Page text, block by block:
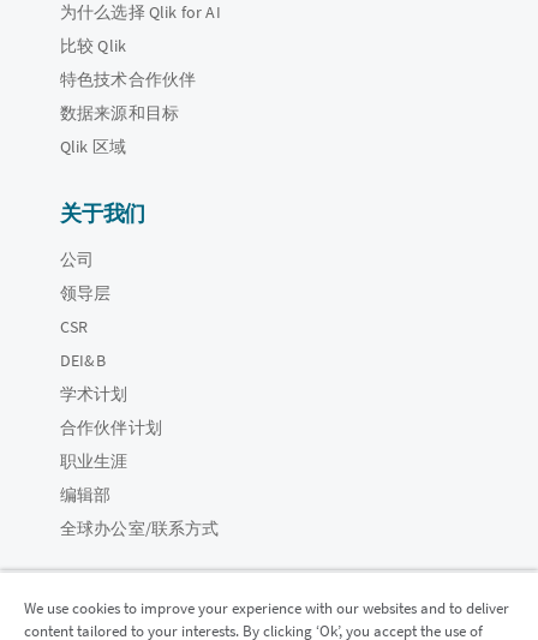
为什么选择 Qlik for AI
比较 Qlik
特色技术合作伙伴
数据来源和目标
Qlik 区域
关于我们
公司
领导层
CSR
DEI&B
学术计划
合作伙伴计划
职业生涯
编辑部
全球办公室/联系方式
We use cookies to improve your experience with our websites and to deliver
content tailored to your interests. By clicking ‘Ok’, you accept the use of